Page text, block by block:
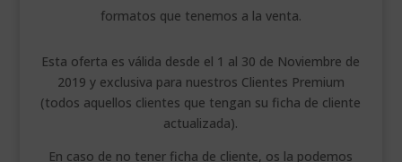
formatos que tenemos a la venta.
Esta oferta es válida desde el 1 al 30 de Noviembre de
2019 y exclusiva para nuestros Clientes Premium
(todos aquellos clientes que tengan su ficha de cliente
actualizada).
En caso de no tener ficha de cliente, os la podemos